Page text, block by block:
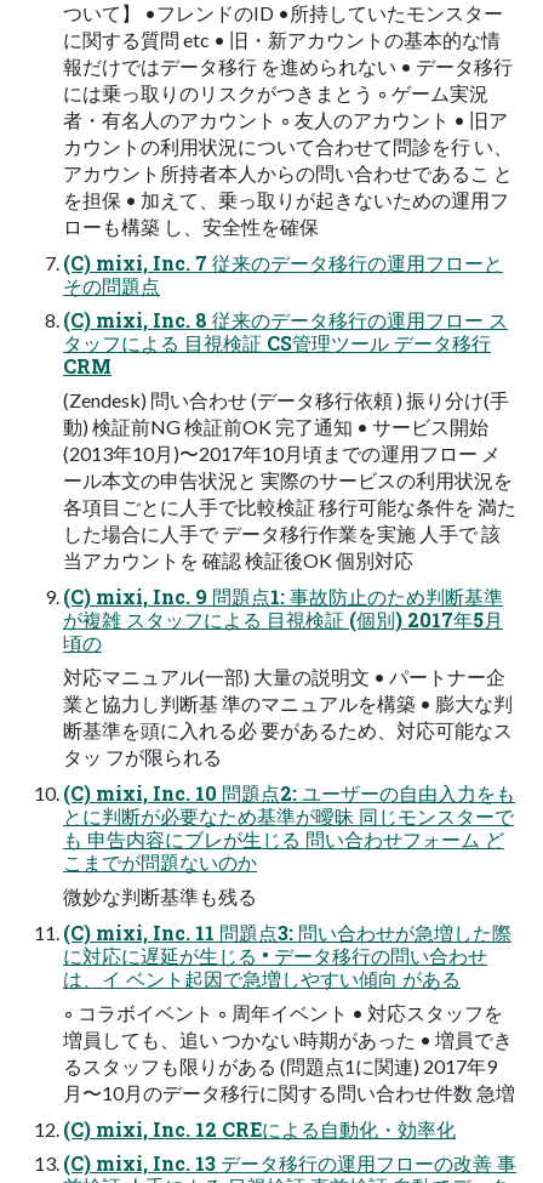
ついて】 •フレンドのID •所持していたモンスター
に関する質問 etc • 旧・新アカウントの基本的な情
報だけではデータ移行 を進められない • データ移行
には乗っ取りのリスクがつきまとう ◦ ゲーム実況
者・有名人のアカウント ◦ 友人のアカウント • 旧ア
カウントの利用状況について合わせて問診を行 い、
アカウント所持者本人からの問い合わせであるこ と
を担保 • 加えて、乗っ取りが起きないための運用フ
ローも構築 し、安全性を確保
(C) mixi, Inc. 7 従来のデータ移行の運用フローと
その問題点
(C) mixi, Inc. 8 従来のデータ移行の運用フロー ス
タッフによる 目視検証 CS管理ツール データ移行
CRM
(Zendesk) 問い合わせ (データ移行依頼 ) 振り分け(手
動) 検証前NG 検証前OK 完了通知 • サービス開始
(2013年10月)〜2017年10月頃までの運用フロー メ
ール本文の申告状況と 実際のサービスの利用状況を
各項目ごとに人手で比較検証 移行可能な条件を 満た
した場合に人手で データ移行作業を実施 人手で 該
当アカウントを 確認 検証後OK 個別対応
(C) mixi, Inc. 9 問題点1: 事故防止のため判断基準
が複雑 スタッフによる 目視検証 (個別) 2017年5月
頃の
対応マニュアル(一部) 大量の説明文 • パートナー企
業と協力し判断基 準のマニュアルを構築 • 膨大な判
断基準を頭に入れる必 要があるため、対応可能なス
タッ フが限られる
(C) mixi, Inc. 10 問題点2: ユーザーの自由入力をも
とに判断が必要なため基準が曖昧 同じモンスターで
も 申告内容にブレが生じる 問い合わせフォーム ど
こまでが問題ないのか
微妙な判断基準も残る
(C) mixi, Inc. 11 問題点3: 問い合わせが急増した際
に対応に遅延が生じる • データ移行の問い合わせ
は、イ ベント起因で急増しやすい傾向 がある
◦ コラボイベント ◦ 周年イベント • 対応スタッフを
増員しても、追い つかない時期があった • 増員でき
るスタッフも限りがある (問題点1に関連) 2017年9
月〜10月のデータ移行に関する問い合わせ件数 急増
(C) mixi, Inc. 12 CREによる自動化・効率化
(C) mixi, Inc. 13 データ移行の運用フローの改善 事